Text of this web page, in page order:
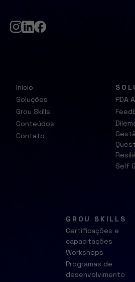
Início
Soluções
Grou Skills
Conteúdos
Contato
PDA
Self
GROU SKILLS
Certificações e
capacitações
Workshops
Programas de
desenvolvimento